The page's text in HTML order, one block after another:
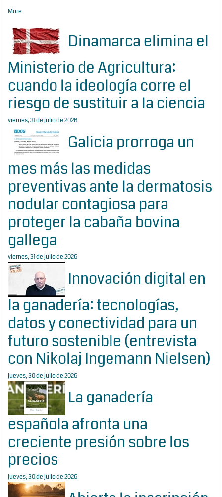
More
Dinamarca elimina el
Ministerio de Agricultura:
cuando la ideología corre el
riesgo de sustituir a la ciencia
viernes, 31 de julio de 2026
Galicia prorroga un
mes más las medidas
preventivas ante la dermatosis
nodular contagiosa para
proteger la cabaña bovina
gallega
viernes, 31 de julio de 2026
Innovación digital en
la ganadería: tecnologías,
datos y conectividad para un
futuro sostenible (entrevista
con Nikolaj Ingemann Nielsen)
jueves, 30 de julio de 2026
La ganadería
española afronta una
creciente presión sobre los
precios
jueves, 30 de julio de 2026